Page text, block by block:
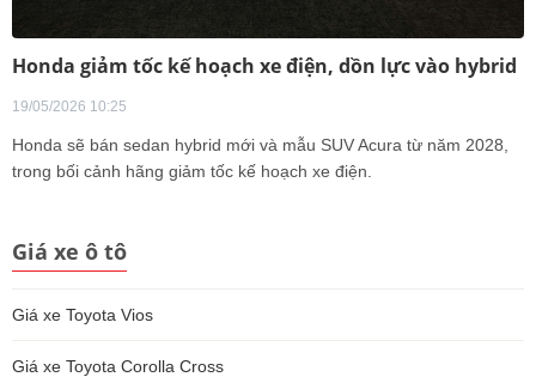
Honda giảm tốc kế hoạch xe điện, dồn lực vào hybrid
19/05/2026 10:25
Honda sẽ bán sedan hybrid mới và mẫu SUV Acura từ năm 2028,
trong bối cảnh hãng giảm tốc kế hoạch xe điện.
Giá xe ô tô
Giá xe Toyota Vios
Giá xe Toyota Corolla Cross